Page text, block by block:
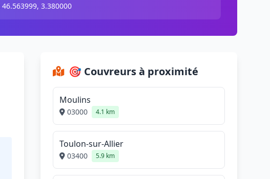
46.563999, 3.380000
🎯 Couvreurs à proximité
Moulins
03000 4.1 km
Toulon-sur-Allier
03400 5.9 km